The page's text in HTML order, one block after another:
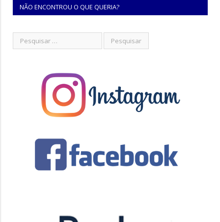
NÃO ENCONTROU O QUE QUERIA?